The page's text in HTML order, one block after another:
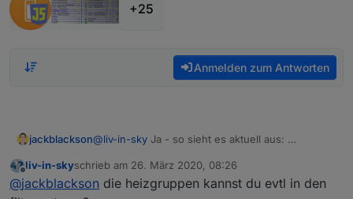
+25
Anmelden zum Antworten
jackblackson@liv-in-sky Ja - so sieht es aktuell aus:
Offline
liv-in-skyschrieb am 26. März 2020, 08:26
zuletzt editiert von
@jackblackson die heizgruppen kannst du evtl in den